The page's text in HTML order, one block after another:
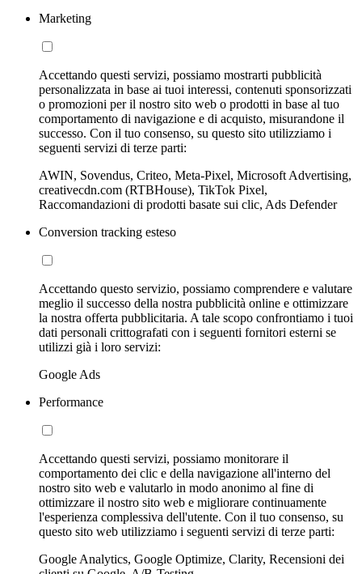
Marketing
Accettando questi servizi, possiamo mostrarti pubblicità
personalizzata in base ai tuoi interessi, contenuti sponsorizzati
o promozioni per il nostro sito web o prodotti in base al tuo
comportamento di navigazione e di acquisto, misurandone il
successo. Con il tuo consenso, su questo sito utilizziamo i
seguenti servizi di terze parti:
AWIN, Sovendus, Criteo, Meta-Pixel, Microsoft Advertising,
creativecdn.com (RTBHouse), TikTok Pixel,
Raccomandazioni di prodotti basate sui clic, Ads Defender
Conversion tracking esteso
Accettando questo servizio, possiamo comprendere e valutare
meglio il successo della nostra pubblicità online e ottimizzare
la nostra offerta pubblicitaria. A tale scopo confrontiamo i tuoi
dati personali crittografati con i seguenti fornitori esterni se
utilizzi già i loro servizi:
Google Ads
Performance
Accettando questi servizi, possiamo monitorare il
comportamento dei clic e della navigazione all'interno del
nostro sito web e valutarlo in modo anonimo al fine di
ottimizzare il nostro sito web e migliorare continuamente
l'esperienza complessiva dell'utente. Con il tuo consenso, su
questo sito web utilizziamo i seguenti servizi di terze parti:
Google Analytics, Google Optimize, Clarity, Recensioni dei